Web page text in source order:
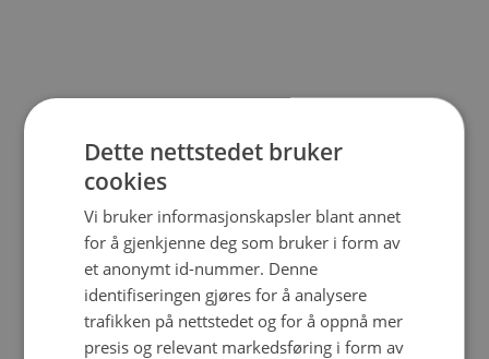
Dette nettstedet bruker
cookies
Vi bruker informasjonskapsler blant annet
for å gjenkjenne deg som bruker i form av
et anonymt id-nummer. Denne
identifiseringen gjøres for å analysere
trafikken på nettstedet og for å oppnå mer
presis og relevant markedsføring i form av